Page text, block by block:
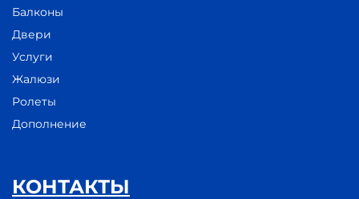
Балконы
Двери
Услуги
Жалюзи
Ролеты
Дополнение
КОНТАКТЫ